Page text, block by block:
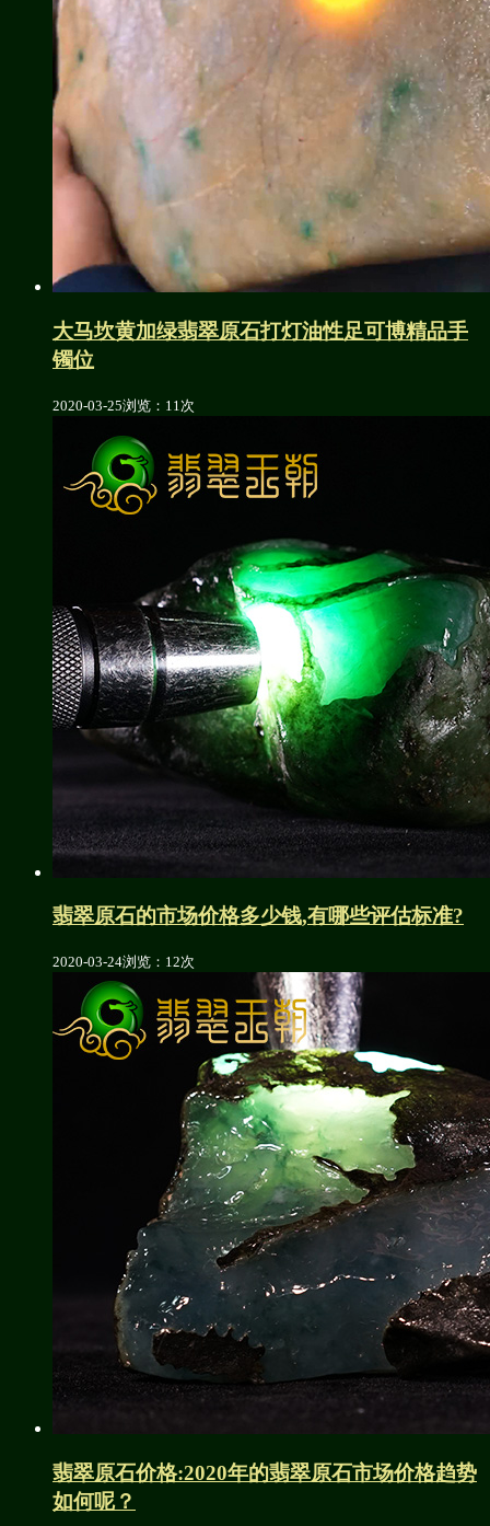
大马坎黄加绿翡翠原石打灯油性足可博精品手
镯位
2020-03-25浏览：11次
翡翠原石的市场价格多少钱,有哪些评估标准?
2020-03-24浏览：12次
翡翠原石价格:2020年的翡翠原石市场价格趋势
如何呢？